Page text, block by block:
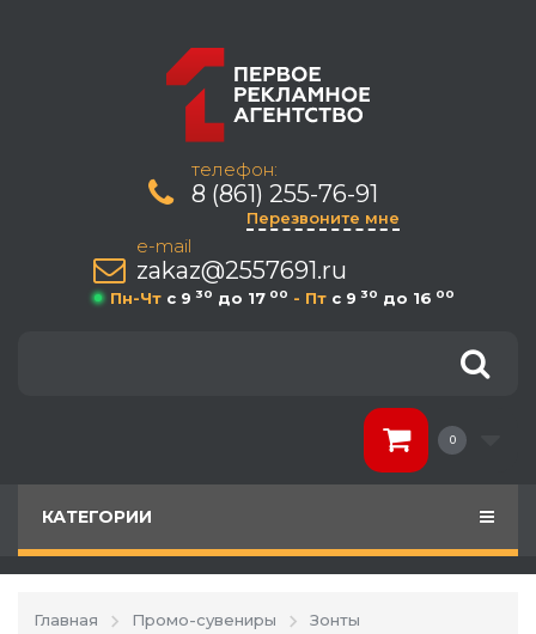
телефон:
8 (861) 255-76-91
Перезвоните мне
e-mail
zakaz@2557691.ru
Пн-Чт c 9 30 до 17 00 - Пт c 9 30 до 16 00
0
КАТЕГОРИИ
Главная Промо-сувениры
Зонты